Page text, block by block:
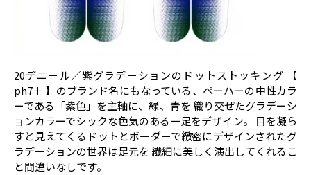
20デニール／紫グラデーションのドットストッキング 【
ph7＋ 】のブランド名にもなっている、ペーハーの中性カラ
ーである「紫色」を主軸に、緑、青を 織り交ぜたグラデーシ
ョンカラーでシックな色気のある一足をデザイン。 目を凝ら
すと見えてくるドットとボーダーで緻密にデザインされたグ
ラデーションの世界は足元を 繊細に美しく演出してくれるこ
と間違いなしです。